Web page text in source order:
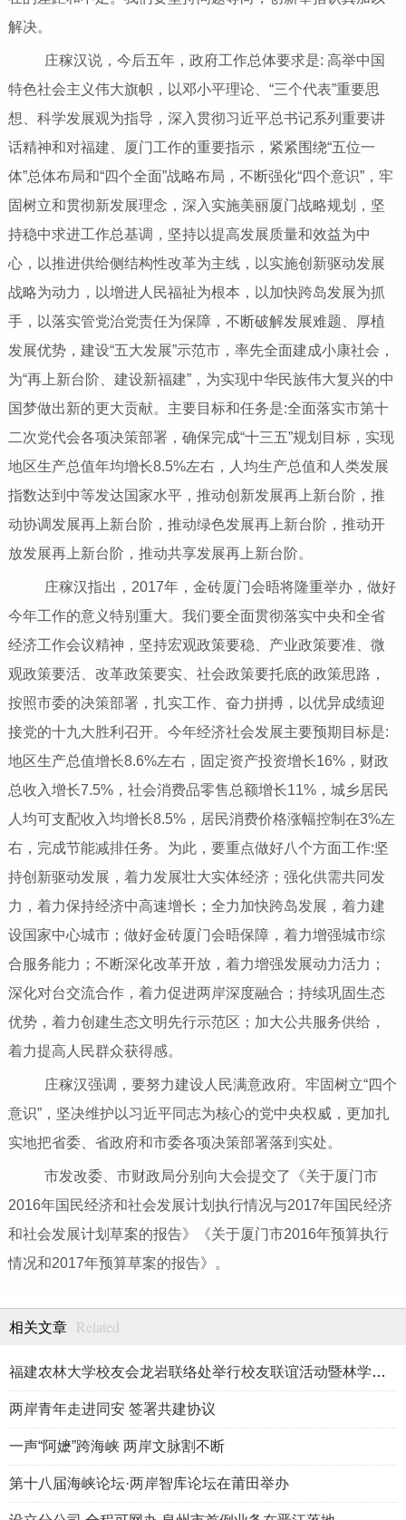
解决。
庄稼汉说，今后五年，政府工作总体要求是: 高举中国
特色社会主义伟大旗帜，以邓小平理论、“三个代表”重要思
想、科学发展观为指导，深入贯彻习近平总书记系列重要讲
话精神和对福建、厦门工作的重要指示，紧紧围绕“五位一
体”总体布局和“四个全面”战略布局，不断强化“四个意识”，牢
固树立和贯彻新发展理念，深入实施美丽厦门战略规划，坚
持稳中求进工作总基调，坚持以提高发展质量和效益为中
心，以推进供给侧结构性改革为主线，以实施创新驱动发展
战略为动力，以增进人民福祉为根本，以加快跨岛发展为抓
手，以落实管党治党责任为保障，不断破解发展难题、厚植
发展优势，建设“五大发展”示范市，率先全面建成小康社会，
为“再上新台阶、建设新福建”，为实现中华民族伟大复兴的中
国梦做出新的更大贡献。主要目标和任务是:全面落实市第十
二次党代会各项决策部署，确保完成“十三五”规划目标，实现
地区生产总值年均增长8.5%左右，人均生产总值和人类发展
指数达到中等发达国家水平，推动创新发展再上新台阶，推
动协调发展再上新台阶，推动绿色发展再上新台阶，推动开
放发展再上新台阶，推动共享发展再上新台阶。
庄稼汉指出，2017年，金砖厦门会晤将隆重举办，做好
今年工作的意义特别重大。我们要全面贯彻落实中央和全省
经济工作会议精神，坚持宏观政策要稳、产业政策要准、微
观政策要活、改革政策要实、社会政策要托底的政策思路，
按照市委的决策部署，扎实工作、奋力拼搏，以优异成绩迎
接党的十九大胜利召开。今年经济社会发展主要预期目标是:
地区生产总值增长8.6%左右，固定资产投资增长16%，财政
总收入增长7.5%，社会消费品零售总额增长11%，城乡居民
人均可支配收入均增长8.5%，居民消费价格涨幅控制在3%左
右，完成节能减排任务。为此，要重点做好八个方面工作:坚
持创新驱动发展，着力发展壮大实体经济；强化供需共同发
力，着力保持经济中高速增长；全力加快跨岛发展，着力建
设国家中心城市；做好金砖厦门会晤保障，着力增强城市综
合服务能力；不断深化改革开放，着力增强发展动力活力；
深化对台交流合作，着力促进两岸深度融合；持续巩固生态
优势，着力创建生态文明先行示范区；加大公共服务供给，
着力提高人民群众获得感。
庄稼汉强调，要努力建设人民满意政府。牢固树立“四个
意识”，坚决维护以习近平同志为核心的党中央权威，更加扎
实地把省委、省政府和市委各项决策部署落到实处。
市发改委、市财政局分别向大会提交了《关于厦门市
2016年国民经济和社会发展计划执行情况与2017年国民经济
和社会发展计划草案的报告》《关于厦门市2016年预算执行
情况和2017年预算草案的报告》。
相关文章 Related
福建农林大学校友会龙岩联络处举行校友联谊活动暨林学、生物医药
两岸青年走进同安 签署共建协议
一声“阿嬷”跨海峡 两岸文脉割不断
第十八届海峡论坛·两岸智库论坛在莆田举办